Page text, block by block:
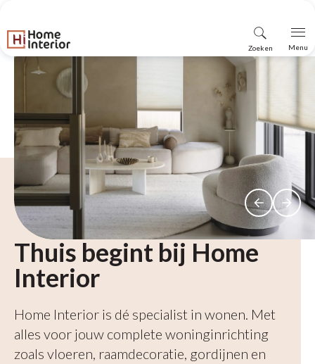
Zoeken Menu
Thuis begint bij Home
Interior
Home Interior is dé specialist in wonen. Met
alles voor jouw complete woninginrichting
zoals vloeren, raamdecoratie, gordijnen en